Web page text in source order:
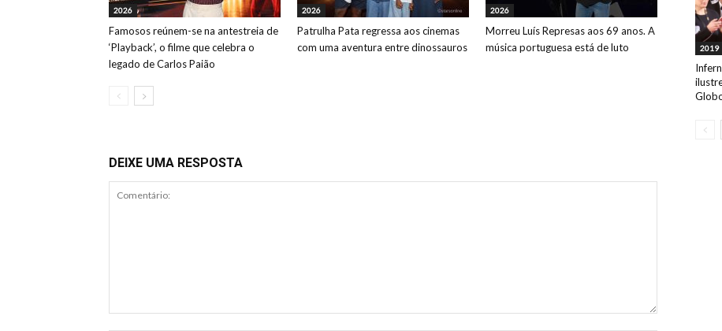
2026
Famosos reúnem-se na antestreia de
‘Playback’, o filme que celebra o
legado de Carlos Paião
2026
Patrulha Pata regressa aos cinemas
com uma aventura entre dinossauros
2026
Morreu Luís Represas aos 69 anos. A
música portuguesa está de luto
DEIXE UMA RESPOSTA
2019